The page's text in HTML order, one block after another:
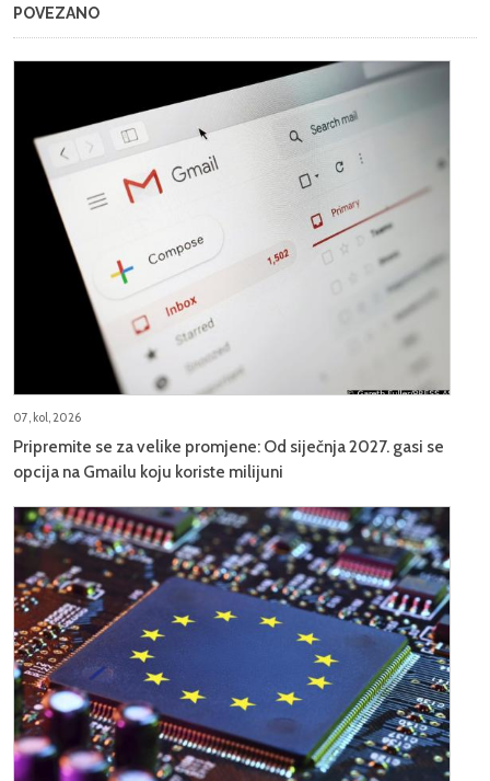
POVEZANO
07, kol, 2026
Pripremite se za velike promjene: Od siječnja 2027. gasi se
opcija na Gmailu koju koriste milijuni